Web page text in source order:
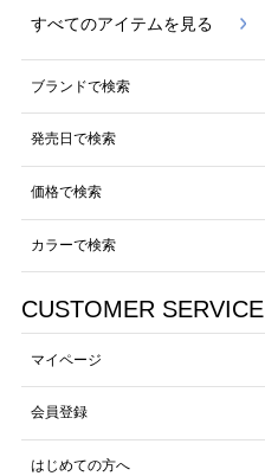
すべてのアイテムを見る
ブランドで検索
発売日で検索
価格で検索
カラーで検索
CUSTOMER SERVICE
マイページ
会員登録
はじめての方へ